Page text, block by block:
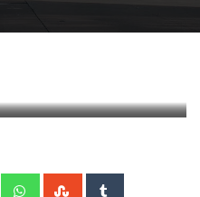
LinkedIn WhatsappStumbleUpon